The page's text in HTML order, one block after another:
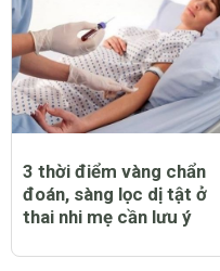
3 thời điểm vàng chẩn
đoán, sàng lọc dị tật ở
thai nhi mẹ cần lưu ý